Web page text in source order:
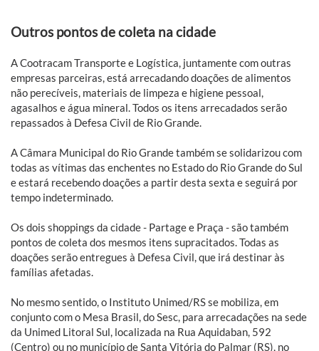
Outros pontos de coleta na cidade
A Cootracam Transporte e Logística, juntamente com outras
empresas parceiras, está arrecadando doações de alimentos
não perecíveis, materiais de limpeza e higiene pessoal,
agasalhos e água mineral. Todos os itens arrecadados serão
repassados à Defesa Civil de Rio Grande.
A Câmara Municipal do Rio Grande também se solidarizou com
todas as vítimas das enchentes no Estado do Rio Grande do Sul
e estará recebendo doações a partir desta sexta e seguirá por
tempo indeterminado.
Os dois shoppings da cidade - Partage e Praça - são também
pontos de coleta dos mesmos itens supracitados. Todas as
doações serão entregues à Defesa Civil, que irá destinar às
famílias afetadas.
No mesmo sentido, o Instituto Unimed/RS se mobiliza, em
conjunto com o Mesa Brasil, do Sesc, para arrecadações na sede
da Unimed Litoral Sul, localizada na Rua Aquidaban, 592
(Centro) ou no município de Santa Vitória do Palmar (RS), no